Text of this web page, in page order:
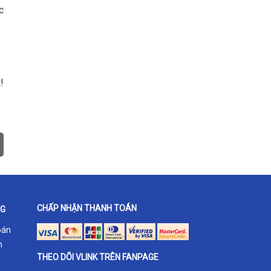
CHẤP NHẬN THANH TOÁN
THEO DÕI VLINK TRÊN FANPAGE